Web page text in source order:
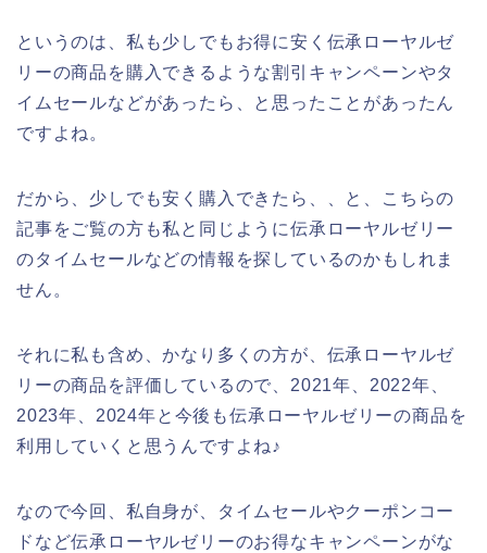
というのは、私も少しでもお得に安く伝承ローヤルゼ
リーの商品を購入できるような割引キャンペーンやタ
イムセールなどがあったら、と思ったことがあったん
ですよね。
だから、少しでも安く購入できたら、、と、こちらの
記事をご覧の方も私と同じように伝承ローヤルゼリー
のタイムセールなどの情報を探しているのかもしれま
せん。
それに私も含め、かなり多くの方が、伝承ローヤルゼ
リーの商品を評価しているので、2021年、2022年、
2023年、2024年と今後も伝承ローヤルゼリーの商品を
利用していくと思うんですよね♪
なので今回、私自身が、タイムセールやクーポンコー
ドなど伝承ローヤルゼリーのお得なキャンペーンがな